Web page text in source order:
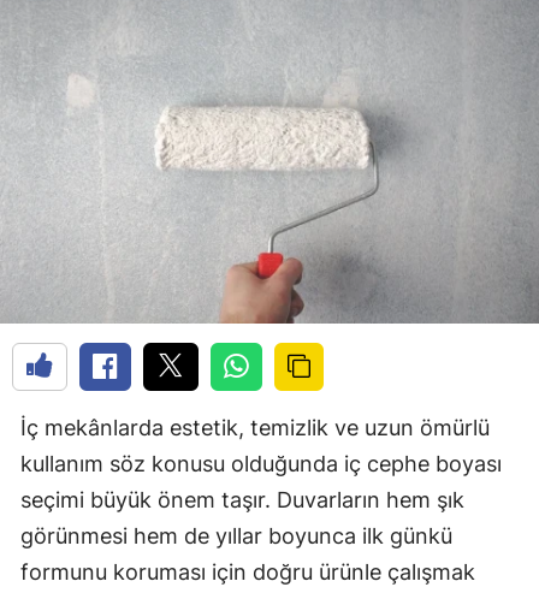
İç mekânlarda estetik, temizlik ve uzun ömürlü
kullanım söz konusu olduğunda iç cephe boyası
seçimi büyük önem taşır. Duvarların hem şık
görünmesi hem de yıllar boyunca ilk günkü
formunu koruması için doğru ürünle çalışmak